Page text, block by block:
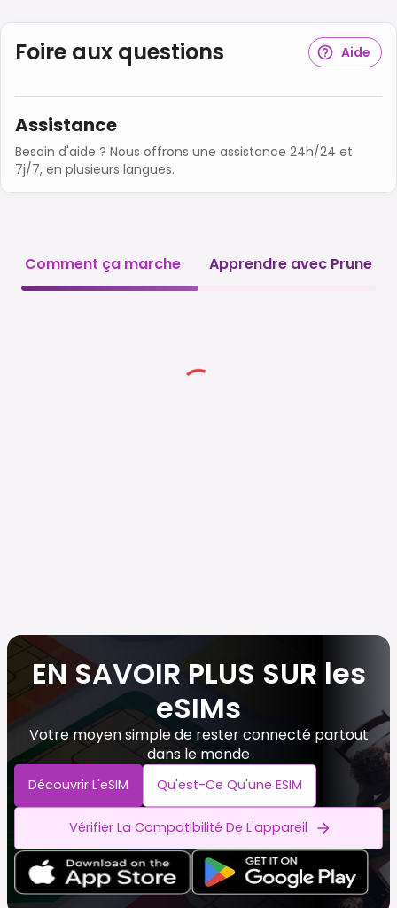
Foire aux questions Aide
Assistance
Besoin d'aide ? Nous offrons une assistance 24h/24 et
7j/7, en plusieurs langues.
Comment ça marche Apprendre avec Prune
EN SAVOIR PLUS SUR les
eSIMs
Votre moyen simple de rester connecté partout
dans le monde
Découvrir L'eSIM Qu'est-Ce Qu'une ESIM
Vérifier La Compatibilité De L'appareil